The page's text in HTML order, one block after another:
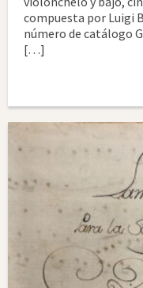
compuesta por Luigi
número de catálogo
[…]